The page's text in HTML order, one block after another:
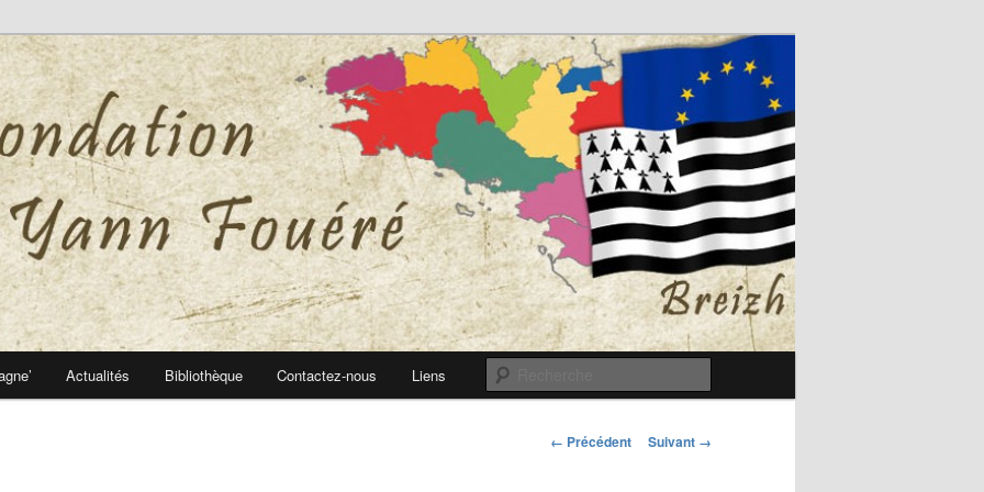
Fouéré
Fouéré
Actualités Bibliothèque Contactez-nous Liens
Navigation
← Précédent Suivant →